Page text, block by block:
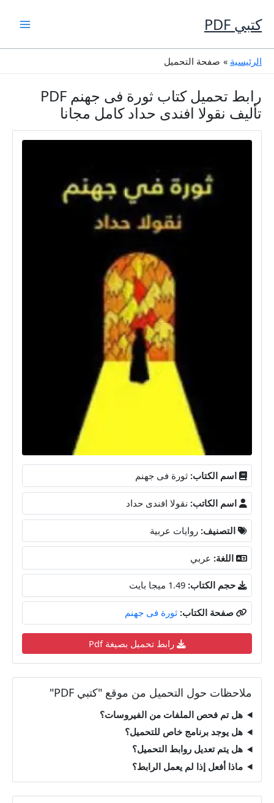
إلى
المحتوى
كتبي PDF
الرئيسية صفحة التحميل
رابط تحميل كتاب ثورة فى جهنم PDF
تأليف نقولا افندى حداد كامل مجانا
اسم الكتاب: ثورة فى جهنم
اسم الكاتب: نقولا افندى حداد
التصنيف: روايات عربية
اللغة: عربي
حجم الكتاب: 1.49 ميجا بايت
صفحة الكتاب: ثورة فى جهنم
رابط تحميل بصيغة Pdf
ملاحظات حول التحميل من موقع "كتبي PDF"
هل تم فحص الملفات من الفيروسات؟
هل يوجد برنامج خاص للتحميل؟
هل يتم تعديل روابط التحميل؟
ماذا أفعل إذا لم يعمل الرابط؟